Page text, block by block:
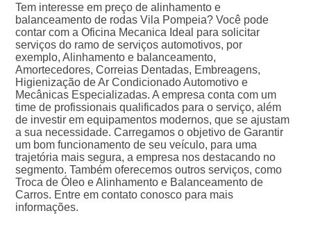
Tem interesse em preço de alinhamento e
balanceamento de rodas Vila Pompeia? Você pode
contar com a Oficina Mecanica Ideal para solicitar
serviços do ramo de serviços automotivos, por
exemplo, Alinhamento e balanceamento,
Amortecedores, Correias Dentadas, Embreagens,
Higienização de Ar Condicionado Automotivo e
Mecânicas Especializadas. A empresa conta com um
time de profissionais qualificados para o serviço, além
de investir em equipamentos modernos, que se ajustam
a sua necessidade. Carregamos o objetivo de Garantir
um bom funcionamento de seu veículo, para uma
trajetória mais segura, a empresa nos destacando no
segmento. Também oferecemos outros serviços, como
Troca de Óleo e Alinhamento e Balanceamento de
Carros. Entre em contato conosco para mais
informações.